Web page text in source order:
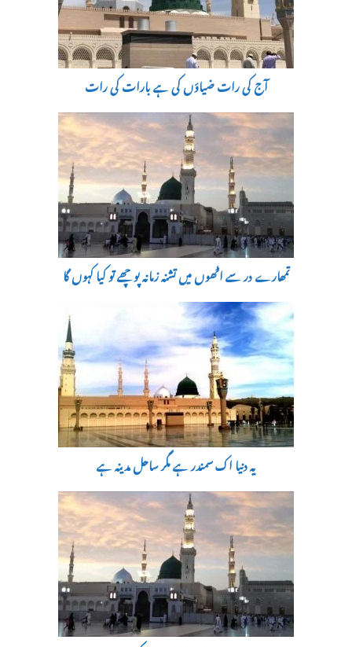
آج کی رات ضیاؤں کی ہے بارات کی رات
تمھارے در سے اٹھوں میں تشنہ زمانہ پوچھے تو کیا کہوں گا
یہ دنیا اک سمندر ہے مگر ساحل مدینہ ہے